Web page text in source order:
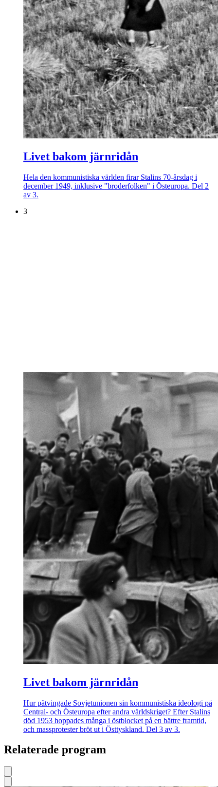
Livet bakom järnridån
Hela den kommunistiska världen firar Stalins 70-årsdag i
december 1949, inklusive "broderfolken" i Östeuropa. Del 2
av 3.
3
Livet bakom järnridån
Hur påtvingade Sovjetunionen sin kommunistiska ideologi på
Central- och Östeuropa efter andra världskriget? Efter Stalins
död 1953 hoppades många i östblocket på en bättre framtid,
och massprotester bröt ut i Östtyskland. Del 3 av 3.
Relaterade program